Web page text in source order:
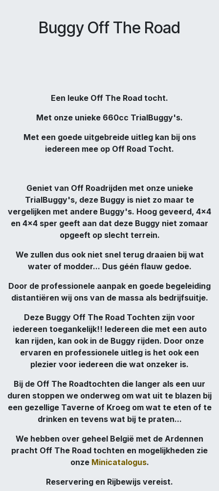
Buggy Off The Road
Een leuke Off The Road tocht.
Met onze unieke 660cc TrialBuggy's.
Met een goede uitgebreide uitleg kan bij ons
iedereen mee op Off Road Tocht.
Geniet van Off Roadrijden met onze unieke
TrialBuggy's, deze Buggy is niet zo maar te
vergelijken met andere Buggy's. Hoog geveerd, 4x4
en 4x4 sper geeft aan dat deze Buggy niet zomaar
opgeeft op slecht terrein.
We zullen dus ook niet snel terug draaien bij wat
water of modder... Dus géén flauw gedoe.
Door de professionele aanpak en goede begeleiding
distantiëren wij ons van de massa als bedrijfsuitje.
Deze Buggy Off The Road Tochten zijn voor
iedereen toegankelijk!! Iedereen die met een auto
kan rijden, kan ook in de Buggy rijden. Door onze
ervaren en professionele uitleg is het ook een
plezier voor iedereen die wat onzeker is.
Bij de Off The Roadtochten die langer als een uur
duren stoppen we onderweg om wat uit te blazen bij
een gezellige Taverne of Kroeg om wat te eten of te
drinken en tevens wat bij te praten...
We hebben over geheel België met de Ardennen
pracht Off The Road tochten en mogelijkheden zie
onze Minicatalogus.
Reservering en Rijbewijs vereist.